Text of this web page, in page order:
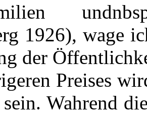
1926), wage
der
Preises
Wahrend